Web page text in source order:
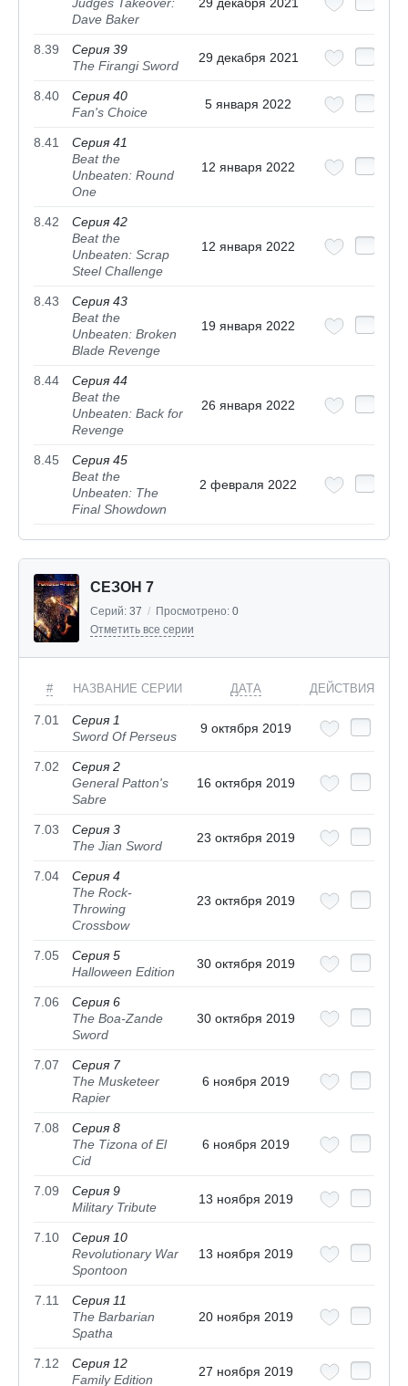
Judges Takeover:
Dave Baker
29 декабря 2021
8.39
Серия 39
The Firangi Sword
29 декабря 2021
8.40
Серия 40
Fan's Choice
5 января 2022
8.41
Серия 41
Beat the
Unbeaten: Round
One
12 января 2022
8.42
Серия 42
Beat the
Unbeaten: Scrap
Steel Challenge
12 января 2022
8.43
Серия 43
Beat the
Unbeaten: Broken
Blade Revenge
19 января 2022
8.44
Серия 44
Beat the
Unbeaten: Back for
Revenge
26 января 2022
8.45
Серия 45
Beat the
Unbeaten: The
Final Showdown
2 февраля 2022
СЕЗОН 7
Серий: 37 / Просмотрено: 0
Отметить все серии
# НАЗВАНИЕ СЕРИИ ДАТА ДЕЙСТВИЯ
7.01
Серия 1
Sword Of Perseus
9 октября 2019
7.02
Серия 2
General Patton's
Sabre
16 октября 2019
7.03
Серия 3
The Jian Sword
23 октября 2019
7.04
Серия 4
The Rock-
Throwing
Crossbow
23 октября 2019
7.05
Серия 5
Halloween Edition
30 октября 2019
7.06
Серия 6
The Boa-Zande
Sword
30 октября 2019
7.07
Серия 7
The Musketeer
Rapier
6 ноября 2019
7.08
Серия 8
The Tizona of El
Cid
6 ноября 2019
7.09
Серия 9
Military Tribute
13 ноября 2019
7.10
Серия 10
Revolutionary War
Spontoon
13 ноября 2019
7.11
Серия 11
The Barbarian
Spatha
20 ноября 2019
7.12
Серия 12
Family Edition
27 ноября 2019